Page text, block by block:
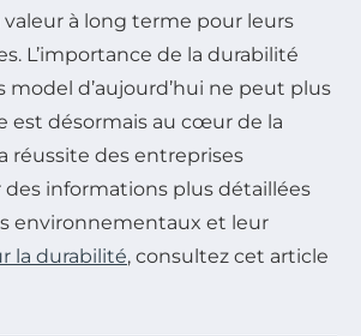
valeur à long terme pour leurs
L’importance de la durabilité
model d’aujourd’hui ne peut plus
est désormais au cœur de la
réussite des entreprises
des informations plus détaillées
environnementaux et leur
la durabilité, consultez cet article